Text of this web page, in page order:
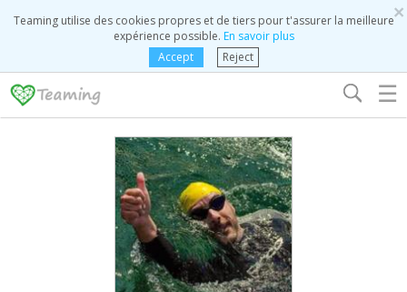
×
Teaming utilise des cookies propres et de tiers pour t'assurer la meilleure
expérience possible. En savoir plus
Accept
Reject
☰